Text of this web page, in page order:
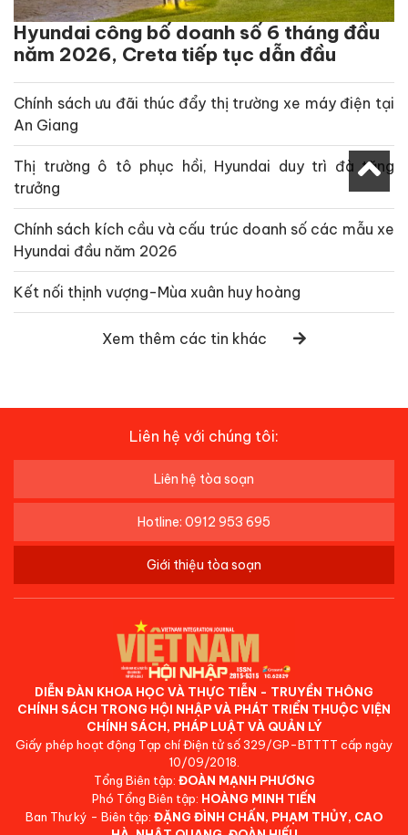
Hyundai công bố doanh số 6 tháng đầu
năm 2026, Creta tiếp tục dẫn đầu
Chính sách ưu đãi thúc đẩy thị trường xe máy điện tại
An Giang
Thị trường ô tô phục hồi, Hyundai duy trì đà tăng
trưởng
Chính sách kích cầu và cấu trúc doanh số các mẫu xe
Hyundai đầu năm 2026
Kết nối thịnh vượng-Mùa xuân huy hoàng
Xem thêm các tin khác
Liên hệ với chúng tôi:
Liên hệ tòa soạn
Hotline: 0912 953 695
Giới thiệu tòa soạn
DIỄN ĐÀN KHOA HỌC VÀ THỰC TIỄN - TRUYỀN THÔNG
CHÍNH SÁCH TRONG HỘI NHẬP VÀ PHÁT TRIỂN THUỘC VIỆN
CHÍNH SÁCH, PHÁP LUẬT VÀ QUẢN LÝ
Giấy phép hoạt động Tạp chí Điện tử số 329/GP-BTTTT cấp ngày
10/09/2018.
Tổng Biên tập: ĐOÀN MẠNH PHƯƠNG
Phó Tổng Biên tập: HOÀNG MINH TIẾN
Ban Thư ký - Biên tập: ĐẶNG ĐÌNH CHẤN, PHẠM THỦY, CAO